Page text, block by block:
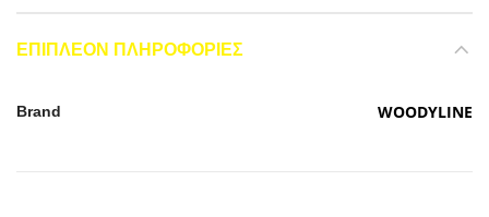
ΕΠΙΠΛΈΟΝ ΠΛΗΡΟΦΟΡΊΕΣ
Brand WOODYLINE